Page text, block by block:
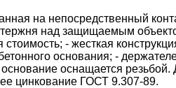
на непосредственный
над защищаемым
- жесткая
основания; -
оснащается резьбой.
цинкование ГОСТ 9.307-89.